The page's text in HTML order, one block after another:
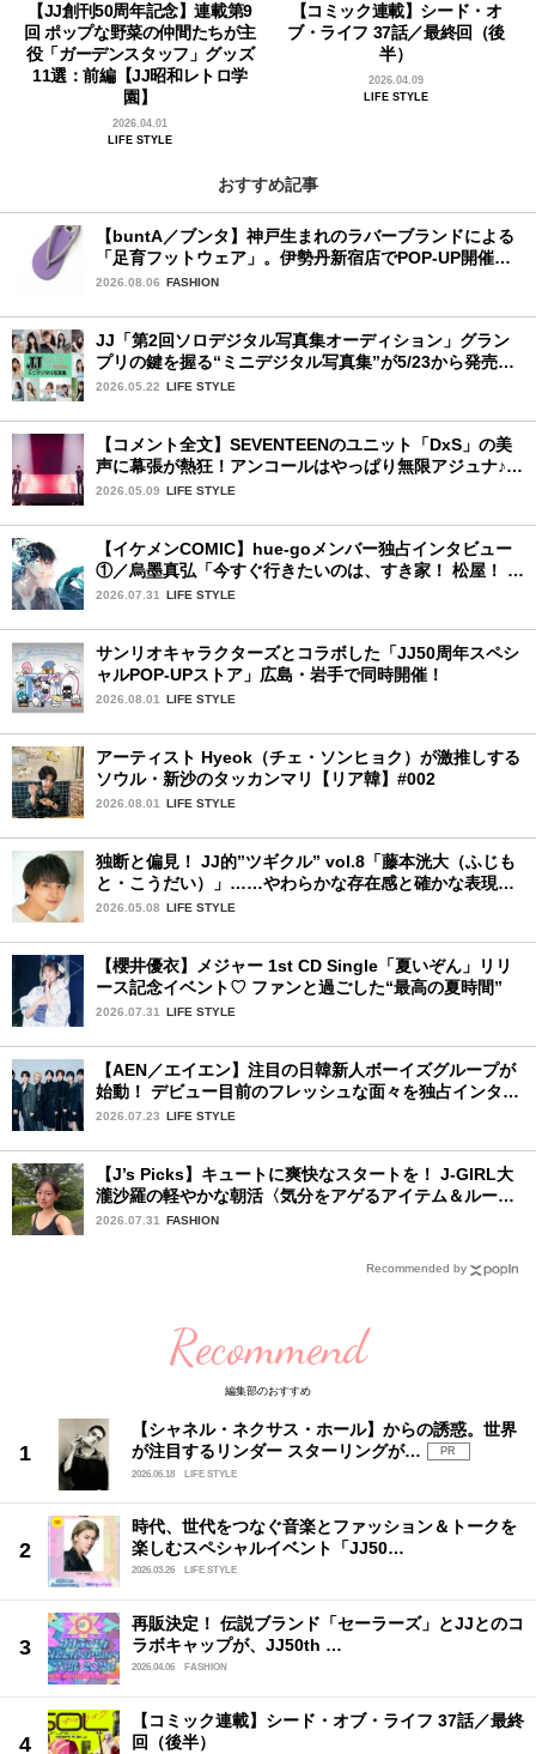
【JJ創刊50周年記念】連載第9
回 ポップな野菜の仲間たちが主
役「ガーデンスタッフ」グッズ
11選：前編【JJ昭和レトロ学
園】
2026.04.01
LIFE STYLE
【コミック連載】シード・オ
ブ・ライフ 37話／最終回（後
半）
2026.04.09
LIFE STYLE
おすすめ記事
【buntA／ブンタ】神戸生まれのラバーブランドによる
「足育フットウェア」。伊勢丹新宿店でPOP-UP開催
中！
2026.08.06 FASHION
JJ「第2回ソロデジタル写真集オーディション」グラン
プリの鍵を握る“ミニデジタル写真集”が5/23から発売！
ファイナリストの個性あふれる18冊
2026.05.22 LIFE STYLE
【コメント全文】SEVENTEENのユニット「DxS」の美
声に幕張が熱狂！アンコールはやっぱり無限アジュナ♪
初日レポ：後編
2026.05.09 LIFE STYLE
【イケメンCOMIC】hue-goメンバー独占インタビュー
①／烏墨真弘「今すぐ行きたいのは、すき家！ 松屋！ ミ
スド！」
2026.07.31 LIFE STYLE
サンリオキャラクターズとコラボした「JJ50周年スペシ
ャルPOP-UPストア」広島・岩手で同時開催！
2026.08.01 LIFE STYLE
アーティスト Hyeok（チェ・ソンヒョク）が激推しする
ソウル・新沙のタッカンマリ【リア韓】#002
2026.08.01 LIFE STYLE
独断と偏見！ JJ的”ツギクル” vol.8「藤本洸大（ふじも
と・こうだい）」……やわらかな存在感と確かな表現力
で、じわりと心をつかむ注目株
2026.05.08 LIFE STYLE
【櫻井優衣】メジャー 1st CD Single「夏いぞん」リリ
ース記念イベント♡ ファンと過ごした“最高の夏時間”
2026.07.31 LIFE STYLE
【AEN／エイエン】注目の日韓新人ボーイズグループが
始動！ デビュー目前のフレッシュな面々を独占インタビ
ュー。7人の魅力に迫ります♪
2026.07.23 LIFE STYLE
【J’s Picks】キュートに爽快なスタートを！ J-GIRL大
瀧沙羅の軽やかな朝活〈気分をアゲるアイテム＆ルーテ
ィーン〉
2026.07.31 FASHION
Recommended by
Recommend
編集部のおすすめ
【シャネル・ネクサス・ホール】からの誘惑。世界
が注目するリンダー スターリングが…
PR
2026.06.18
LIFE STYLE
時代、世代をつなぐ音楽とファッション＆トークを
楽しむスペシャルイベント「JJ50…
2026.03.26 LIFE STYLE
再販決定！ 伝説ブランド「セーラーズ」とJJとのコ
ラボキャップが、JJ50th …
2026.04.06 FASHION
【コミック連載】シード・オブ・ライフ 37話／最終
回（後半）